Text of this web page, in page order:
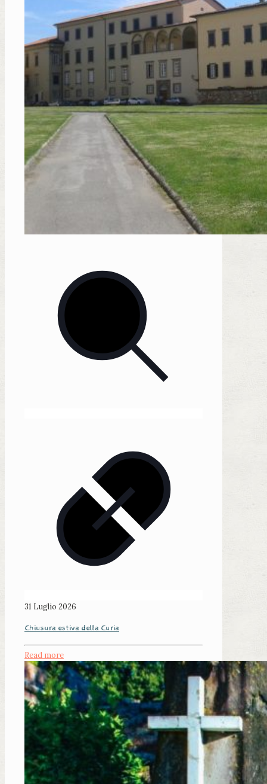
31 Luglio 2026
Chiusura estiva della Curia
Read more